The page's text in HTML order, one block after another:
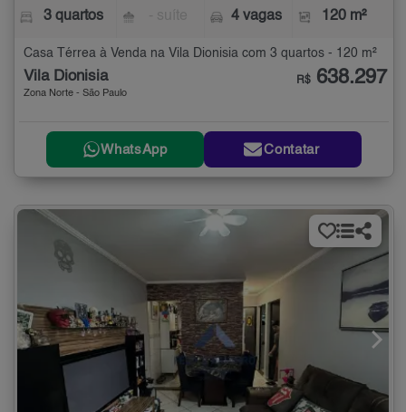
3 quartos 4 vagas 120 m²
Casa Térrea à Venda na Vila Dionisia com 3 quartos - 120 m²
Vila Dionisia
Zona Norte - São Paulo
R$ 638.297
WhatsApp Contatar